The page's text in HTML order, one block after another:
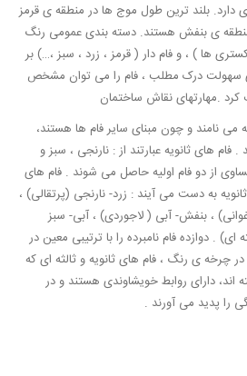
دارد. بلند ترین طول موج ها در منطقه ی قرمز
ی بنفش هستند. دسته بندی عمومی رنگ
ها ) ، و فام دار ( قرمز ، زرد ، سبز ،…) بر
درک مطلب ، فام را می توان مشخص
.مهارتهای نقاش ساختمان
می نامند و چون مبنای سایر فام ها هستند،
فام های ثانویه عبارتند از : نارنجی ، سبز و
از دو فام اولیه حاصل می شوند . فام های
ثانویه به دست می آیند : زرد- نارنجی (پرتقالی) ،
، بنفش- آبی ( لاجوردی) ، آبی- سبز
. دوازده فام نامبرده را با ترتیبی معین در
ی رنگ ، فام های ثانویه و ثالثه ای که
اند، دارای روابط خویشاوندی هستند و در
را پدید می آورند .